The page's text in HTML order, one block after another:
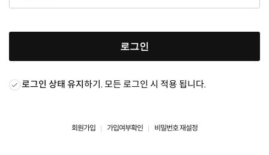
로그인
로그인 상태 유지하기. 모든 로그인 시 적용 됩니다.
회원가입 가입여부확인 비밀번호 재설정